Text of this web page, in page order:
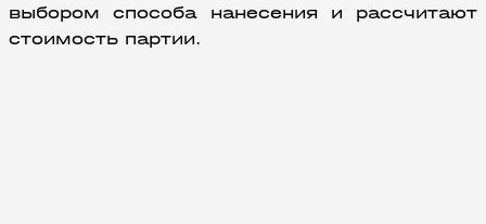
выбором способа нанесения и рассчитают
стоимость партии.